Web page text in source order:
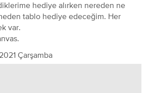
hediye alırken nereden ne
tablo hediye edeceğim. Her
var.
Çarşamba